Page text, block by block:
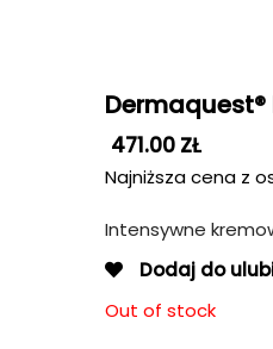
Dermaquest®
471.00 ZŁ
Najniższa cena z
Intensywne
Dodaj do
Out of stock